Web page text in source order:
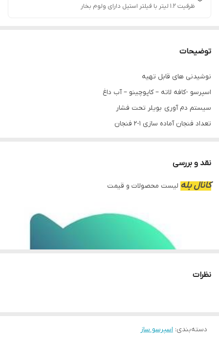
ظرفیت ۱.۲ لیتر با فیلتر استیل دارای ولوم بخار
توضیحات
نوشیدنی های قابل تهیه
اسپرسو -کافه لاته – کاپوچینو – آب داغ
سیستم دم آوری بویلر تحت فشار
تعداد فنجان آماده سازی 1-2 فنجان
خرید و قیمت چای ساز بوش گرمکن دارجدید
خرید و قیمت بهترین مارک چای سازبوش
خرید و قیمت توستر دیجیتال سوپرلوکس
خرید و قیمت سبزی خردکن
نقد و بررسی
کانال بله لیست محصولات و قیمت
نظرات
دسته‌بندی: اسپرسو ساز